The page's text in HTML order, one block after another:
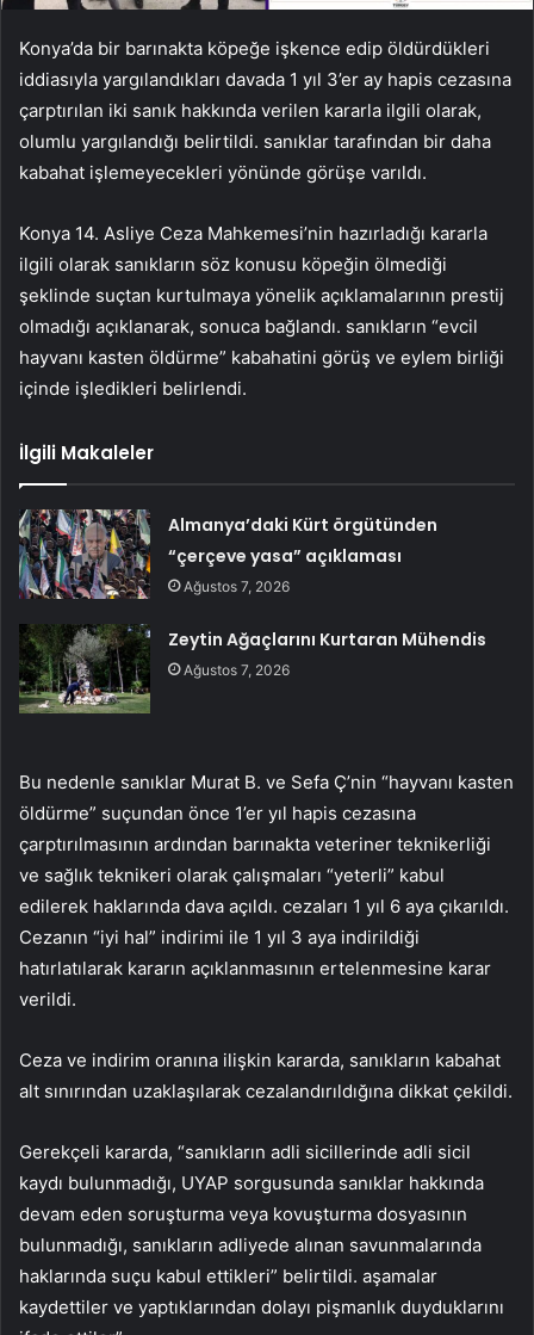
Konya’da bir barınakta köpeğe işkence edip öldürdükleri
iddiasıyla yargılandıkları davada 1 yıl 3’er ay hapis cezasına
çarptırılan iki sanık hakkında verilen kararla ilgili olarak,
olumlu yargılandığı belirtildi. sanıklar tarafından bir daha
kabahat işlemeyecekleri yönünde görüşe varıldı.
Konya 14. Asliye Ceza Mahkemesi’nin hazırladığı kararla
ilgili olarak sanıkların söz konusu köpeğin ölmediği
şeklinde suçtan kurtulmaya yönelik açıklamalarının prestij
olmadığı açıklanarak, sonuca bağlandı. sanıkların “evcil
hayvanı kasten öldürme” kabahatini görüş ve eylem birliği
içinde işledikleri belirlendi.
İlgili Makaleler
Almanya’daki Kürt örgütünden
“çerçeve yasa” açıklaması
Ağustos 7, 2026
Zeytin Ağaçlarını Kurtaran Mühendis
Ağustos 7, 2026
Bu nedenle sanıklar Murat B. ve Sefa Ç’nin “hayvanı kasten
öldürme” suçundan önce 1’er yıl hapis cezasına
çarptırılmasının ardından barınakta veteriner teknikerliği
ve sağlık teknikeri olarak çalışmaları “yeterli” kabul
edilerek haklarında dava açıldı. cezaları 1 yıl 6 aya çıkarıldı.
Cezanın “iyi hal” indirimi ile 1 yıl 3 aya indirildiği
hatırlatılarak kararın açıklanmasının ertelenmesine karar
verildi.
Ceza ve indirim oranına ilişkin kararda, sanıkların kabahat
alt sınırından uzaklaşılarak cezalandırıldığına dikkat çekildi.
Gerekçeli kararda, “sanıkların adli sicillerinde adli sicil
kaydı bulunmadığı, UYAP sorgusunda sanıklar hakkında
devam eden soruşturma veya kovuşturma dosyasının
bulunmadığı, sanıkların adliyede alınan savunmalarında
haklarında suçu kabul ettikleri” belirtildi. aşamalar
kaydettiler ve yaptıklarından dolayı pişmanlık duyduklarını